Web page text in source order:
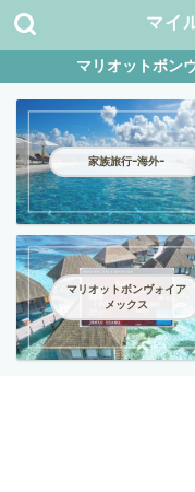
マイ
マリオットボン
家族旅行ｰ海外ｰ
マリオットボンヴォイア
メックス